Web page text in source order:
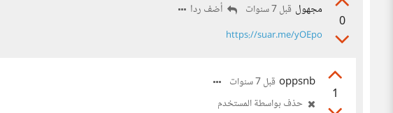
0
مجهول قبل 7 سنوات أضف ردا
https://suar.me/yOEpo
1
oppsnb قبل 7 سنوات
حذف بواسطة المستخدم